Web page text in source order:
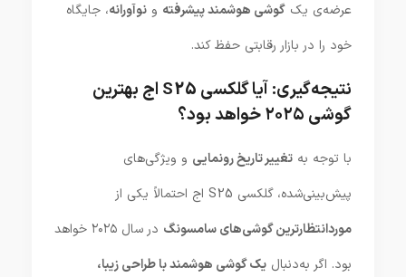
عرضه‌ی یک گوشی هوشمند پیشرفته و نوآورانه، جایگاه
خود را در بازار رقابتی حفظ کند.
نتیجه‌گیری: آیا گلکسی S25 اج بهترین
گوشی ۲۰۲۵ خواهد بود؟
با توجه به تغییر تاریخ رونمایی و ویژگی‌های
پیش‌بینی‌شده، گلکسی S25 اج احتمالاً یکی از
موردانتظارترین گوشی‌های سامسونگ
در سال ۲۰۲۵ خواهد
بود. اگر به‌دنبال یک گوشی هوشمند با طراحی زیبا،